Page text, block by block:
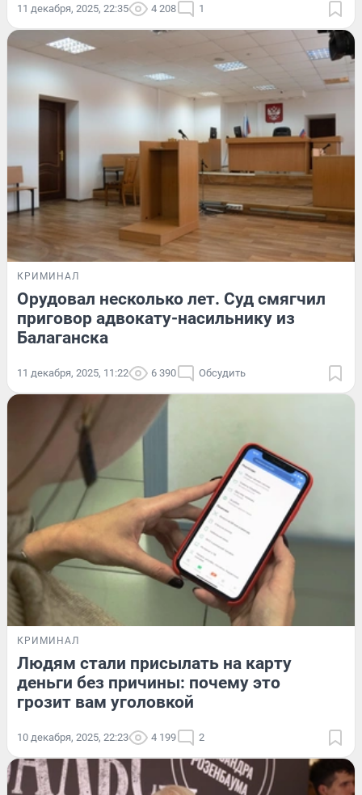
11 декабря, 2025, 22:35 4 208 1
КРИМИНАЛ
Орудовал несколько лет. Суд смягчил
приговор адвокату-насильнику из
Балаганска
11 декабря, 2025, 11:22 6 390 Обсудить
КРИМИНАЛ
Людям стали присылать на карту
деньги без причины: почему это
грозит вам уголовкой
10 декабря, 2025, 22:23 4 199 2